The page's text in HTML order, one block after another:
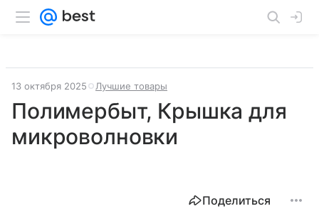
13 октября 2025 Лучшие товары
Полимербыт, Крышка для
микроволновки
Поделиться